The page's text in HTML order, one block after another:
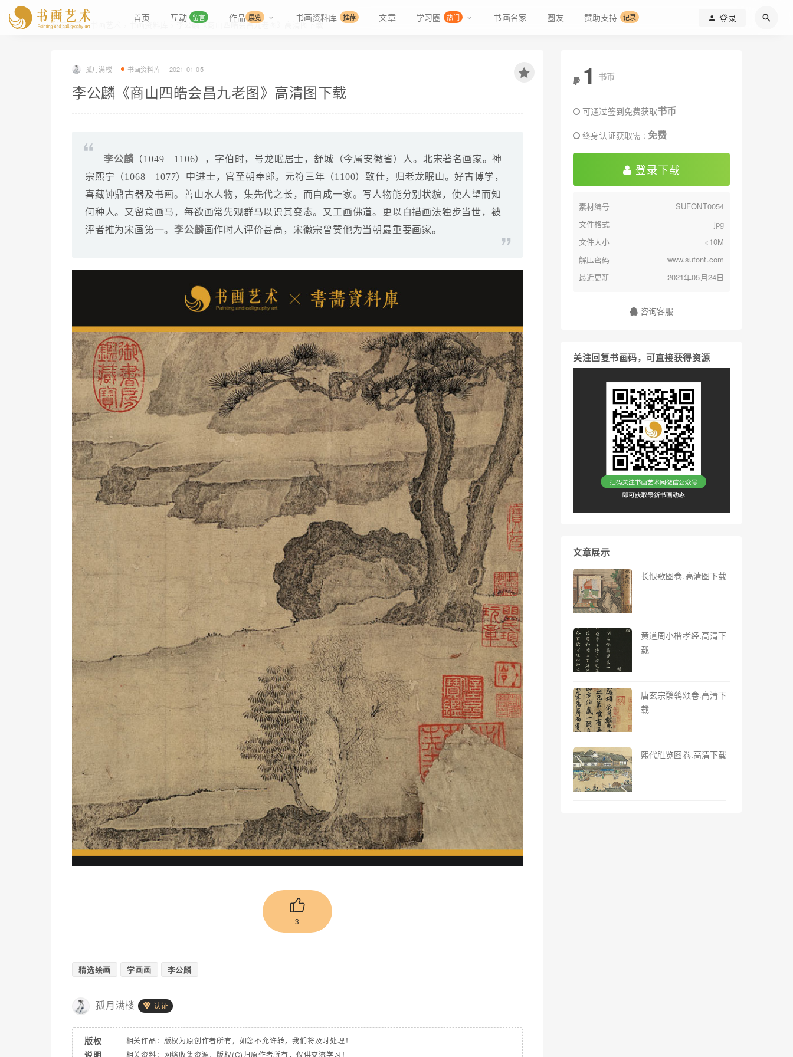
首页 互动 留言 作品 展览 书画资料库 推荐 文章 学习圈 热门 书画名家 圈友 赞助支持 记录 登录
当前位置：书画艺术 书画资料库 李公麟《商山四皓会昌九老图》高清图下载
孤月满楼 书画资料库 2021-01-05
李公麟《商山四皓会昌九老图》高清图下载
李公麟 （1049—1106），字伯时，号龙眠居士，舒城（今属安徽省）人。北宋著名画家。神
宗熙宁（1068—1077）中进士，官至朝奉郎。元符三年（1100）致仕，归老龙眠山。好古博学，
喜藏钟鼎古器及书画。善山水人物，集先代之长，而自成一家。写人物能分别状貌，使人望而知
何种人。又留意画马，每欲画常先观群马以识其变态。又工画佛道。更以白描画法独步当世，被
评者推为宋画第一。李公麟画作时人评价甚高，宋徽宗曾赞他为当朝最重要画家。
3
精选绘画 学画画 李公麟
孤月满楼 认证
版权
相关作品：版权为原创作者所有，如您不允许转，我们将及时处理！
相关资料：网络收集资源，版权(C)归原作者所有，仅供交流学习！
1 书币
可通过签到免费获取书币
终身认证获取需 :免费
登录下载
素材编号
SUFONT0054
文件格式
jpg
文件大小
<10M
解压密码
www.sufont.com
最近更新
2021年05月24日
咨询客服
关注回复书画码，可直接获得资源
文章展示
长恨歌图卷.高清图下载
黄道周小楷孝经.高清下
载
唐玄宗鹡鸰颂卷.高清下
载
熙代胜览图卷.高清下载